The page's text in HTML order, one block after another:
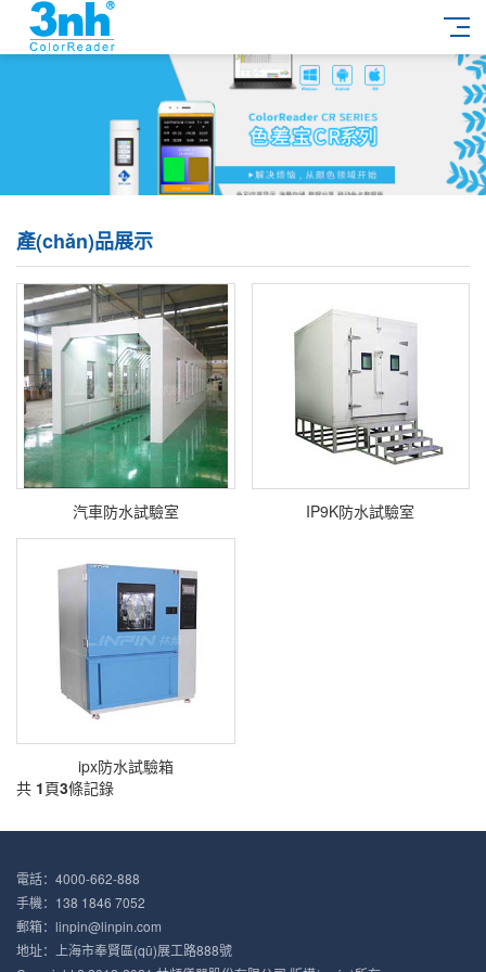
產(chǎn)品展示
汽車防水試驗室 IP9K防水試驗室
ipx防水試驗箱
共 1頁3條記錄
電話：4000-662-888
手機：138 1846 7052
郵箱：linpin@linpin.com
地址：上海市奉賢區(qū)展工路888號